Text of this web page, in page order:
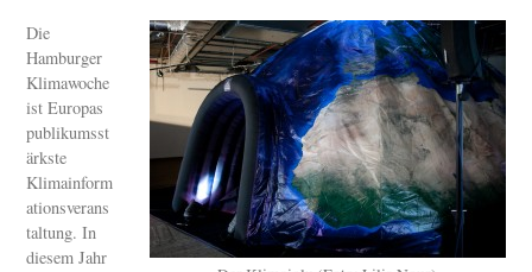
Die
Hamburger
Klimawoche
ist Europas
publikumsst
ärkste
Klimainform
ationsverans
taltung. In
diesem Jahr